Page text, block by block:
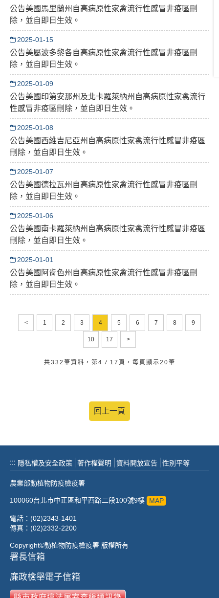
公告美國馬里蘭州自高病原性家禽流行性感冒非疫區刪
除，並自即日生效。
2025-01-15
公告美屬波多黎各自高病原性家禽流行性感冒非疫區刪
除，並自即日生效。
2025-01-09
公告美國印第安那州及北卡羅萊納州自高病原性家禽流行
性感冒非疫區刪除，並自即日生效。
2025-01-08
公告美國西維吉尼亞州自高病原性家禽流行性感冒非疫區
刪除，並自即日生效。
2025-01-07
公告美國德拉瓦州自高病原性家禽流行性感冒非疫區刪
除，並自即日生效。
2025-01-06
公告美國南卡羅萊納州自高病原性家禽流行性感冒非疫區
刪除，並自即日生效。
2025-01-01
公告美國阿肯色州自高病原性家禽流行性感冒非疫區刪
除，並自即日生效。
< 1 2 3 4 5 6 7 8 9
10 17 >
共332筆資料，第4 / 17頁，每頁顯示20筆
回上一頁
::: 隱私權及安全政策 著作權聲明 資料開放宣告 性別平等
農業部動植物防疫檢疫署
100060台北市中正區和平西路二段100號9樓 MAP
電話：(02)2343-1401
傳真：(02)2332-2200
Copyright©動植物防疫檢疫署 版權所有
署長信箱
廉政檢舉電子信箱